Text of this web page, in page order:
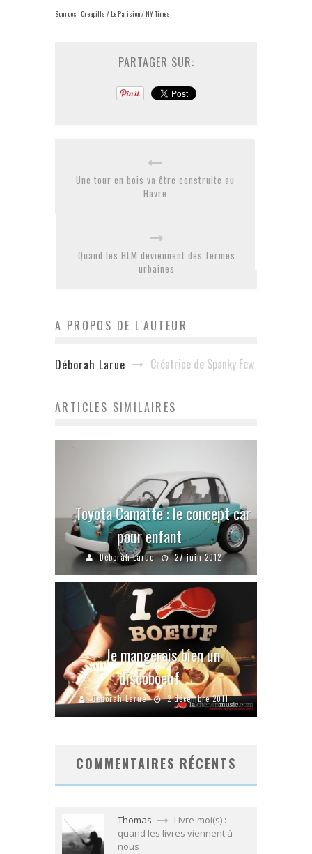
Sources : Creapills / Le Parisien / NY Times
PARTAGER SUR:
Une tour en bois va être construite au
Havre
Quand les HLM deviennent des fermes
urbaines
A PROPOS DE L'AUTEUR
Déborah Larue Créatrice de Spanky Few
ARTICLES SIMILAIRES
Toyota Camatte : le concept car
pour enfant
Déborah Larue 27 juin 2012
Je mangerais bien un
discoboeuf
Déborah Larue 2 décembre 2011
COMMENTAIRES RÉCENTS
Thomas
Livre-moi(s) :
quand les livres viennent à
nous